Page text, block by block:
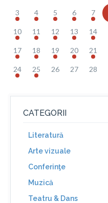
3 4 5 6 7
10 11 12 13 14
17 18 19 20 21
24 25 26 27 28
CATEGORII
Literatură
Arte vizuale
Conferinţe
Muzică
Teatru & Dans